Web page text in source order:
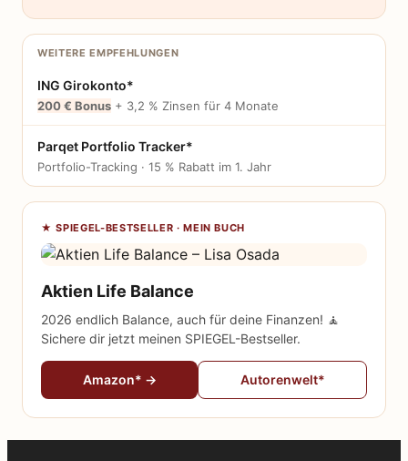
WEITERE EMPFEHLUNGEN
ING Girokonto*
200 € Bonus + 3,2 % Zinsen für 4 Monate
Parqet Portfolio Tracker*
Portfolio-Tracking · 15 % Rabatt im 1. Jahr
★ SPIEGEL-BESTSELLER · MEIN BUCH
Aktien Life Balance
2026 endlich Balance, auch für deine Finanzen! 🧘
Sichere dir jetzt meinen SPIEGEL-Bestseller.
Amazon* → Autorenwelt*